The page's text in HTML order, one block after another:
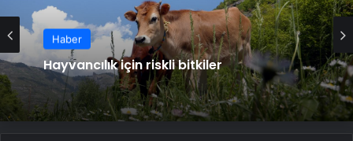
Haber
Hayvancılık için riskli bitkiler
Haber